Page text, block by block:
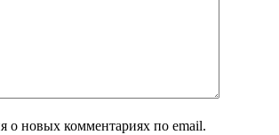
о новых комментариях по email.